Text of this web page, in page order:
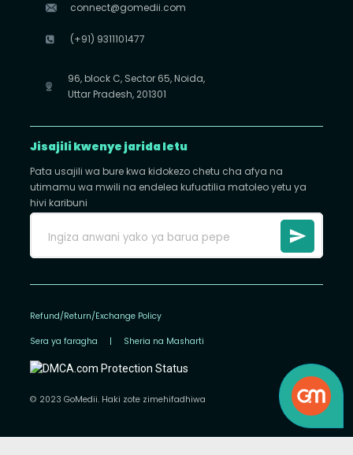
connect@gomedii.com
(+91) 9311101477
96, block C, Sector 65, Noida,
Uttar Pradesh, 201301
Jisajili kwenye jarida letu
Pata usajili wa bure kwa kidokezo chetu cha afya na
utimamu wa mwili na endelea kufuatilia matoleo yetu ya
hivi karibuni
Refund/Return/Exchange Policy
Sera ya faragha | Sheria na Masharti
© 2023 GoMedii. Haki zote zimehifadhiwa